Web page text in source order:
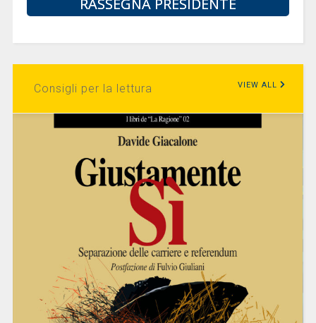
Consigli per la lettura VIEW ALL